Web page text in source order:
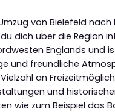
von Bielefeld nach
dich über die Region
Englands und
und freundliche
an
und
wie zum Beispiel das